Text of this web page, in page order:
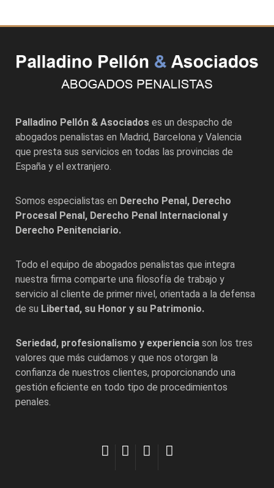
Palladino Pellón & Asociados es un despacho de
abogados penalistas en Madrid, Barcelona y Valencia
que presta sus servicios en todas las provincias de
España y el extranjero.
Somos especialistas en Derecho Penal, Derecho
Procesal Penal, Derecho Penal Internacional y
Derecho Penitenciario.
Todo el equipo de abogados penalistas que integra
nuestra firma comparte una filosofía de trabajo y
servicio al cliente de primer nivel, orientada a la defensa
de su Libertad, su Honor y su Patrimonio.
Seriedad, profesionalismo y experiencia son los tres
valores que más cuidamos y que nos otorgan la
confianza de nuestros clientes, proporcionando una
gestión eficiente en todo tipo de procedimientos
penales.